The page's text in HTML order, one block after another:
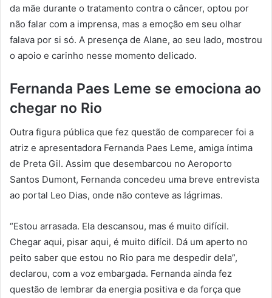
da mãe durante o tratamento contra o câncer, optou por
não falar com a imprensa, mas a emoção em seu olhar
falava por si só. A presença de Alane, ao seu lado, mostrou
o apoio e carinho nesse momento delicado.
Fernanda Paes Leme se emociona ao
chegar no Rio
Outra figura pública que fez questão de comparecer foi a
atriz e apresentadora Fernanda Paes Leme, amiga íntima
de Preta Gil. Assim que desembarcou no Aeroporto
Santos Dumont, Fernanda concedeu uma breve entrevista
ao portal Leo Dias, onde não conteve as lágrimas.
“Estou arrasada. Ela descansou, mas é muito difícil.
Chegar aqui, pisar aqui, é muito difícil. Dá um aperto no
peito saber que estou no Rio para me despedir dela”,
declarou, com a voz embargada. Fernanda ainda fez
questão de lembrar da energia positiva e da força que